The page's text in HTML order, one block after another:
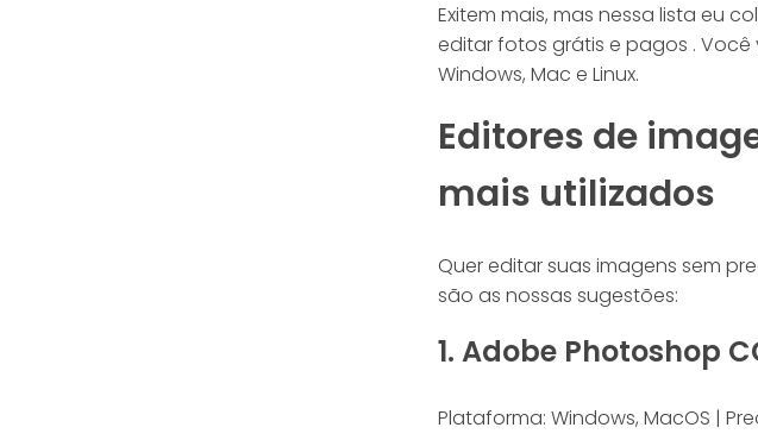
Exitem mais, mas nessa lista eu
editar fotos grátis e pagos .
Windows, Mac e Linux.
Editores de
mais utilizados
Quer editar suas imagens sem
são as nossas sugestões:
1. Adobe Photoshop
Plataforma: Windows, MacOS |